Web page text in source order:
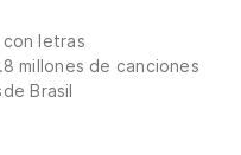
con letras
millones de canciones
Brasil